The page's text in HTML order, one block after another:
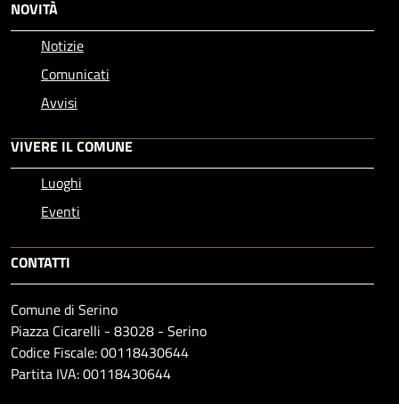
NOVITÀ
Notizie
Comunicati
Avvisi
VIVERE IL COMUNE
Luoghi
Eventi
CONTATTI
Comune di Serino
Piazza Cicarelli - 83028 - Serino
Codice Fiscale: 00118430644
Partita IVA: 00118430644